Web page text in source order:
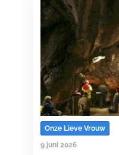
Onze Lieve Vrouw
9 juni 2026